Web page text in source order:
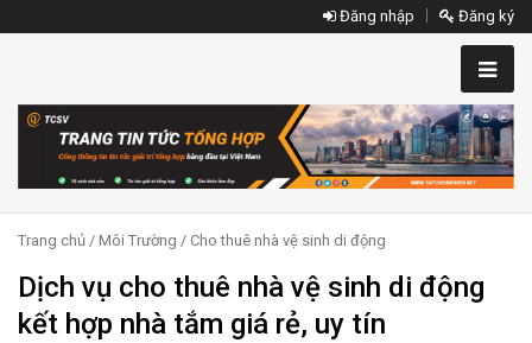
Đăng nhập Đăng ký
Trang chủ / Môi Trường / Cho thuê nhà vệ sinh di động
Dịch vụ cho thuê nhà vệ sinh di động
kết hợp nhà tắm giá rẻ, uy tín